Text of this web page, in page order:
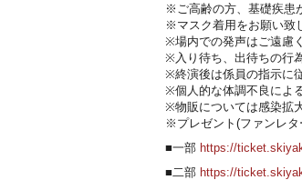
※ご高齢の方、基礎疾患
※マスク着用をお願い致
※場内での発声はご遠慮
※入り待ち、出待ちの行
※終演後は係員の指示に
※個人的な体調不良によ
※物販については感染拡
※プレゼント(ファンレタ
■一部 https://
■二部 https://